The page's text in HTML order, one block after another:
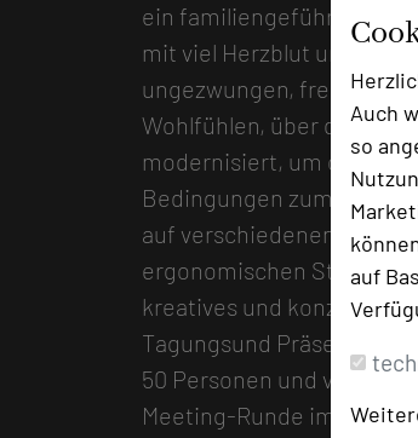
Auch
so
auf
ein familiengeführtes
mit viel Herzblut und
ungezwungen, freundlich
Wohlfühlen, über die
modernisiert, um den
Bedingungen zum
auf verschiedenen
ergonomischen Stühlen
kreatives und
Tagungsund
50 Personen und
Meeting-Runde im Raum